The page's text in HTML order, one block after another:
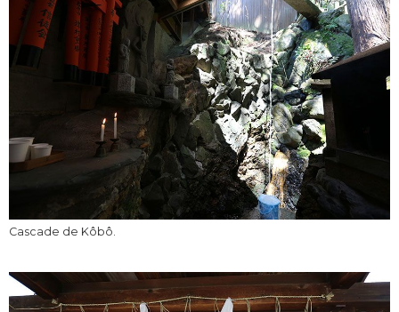
Cascade de Kôbô.